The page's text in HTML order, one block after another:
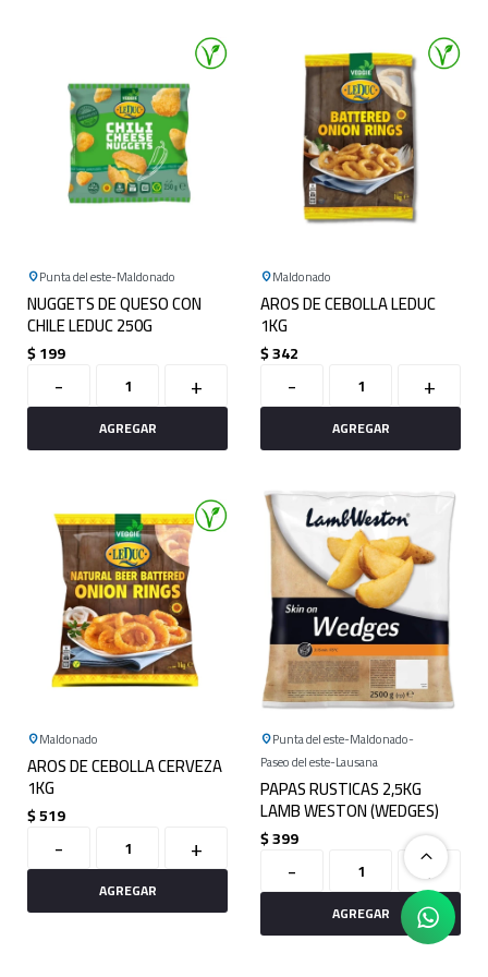
Punta del este Maldonado
NUGGETS DE QUESO CON
CHILE LEDUC 250G
$199
- +
Maldonado
AROS DE CEBOLLA LEDUC
1KG
$342
- +
Maldonado
AROS DE CEBOLLA CERVEZA
1KG
$519
- +
Punta del este Maldonado
Paseo del este Lausana
PAPAS RUSTICAS 2,5KG
LAMB WESTON (WEDGES)
$399
- +